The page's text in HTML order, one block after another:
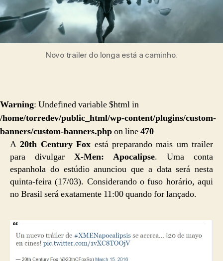
Novo trailer do longa está a caminho.
Warning: Undefined variable $html in
/home/torredev/public_html/wp-content/plugins/custom-
banners/custom-banners.phpon line470
A20th Century Fox está preparando mais um trailer
para divulgar X-Men: Apocalipse. Uma conta
espanhola do estúdio anunciou que a data será nesta
quinta-feira (17/03). Considerando o fuso horário, aqui
no Brasil será exatamente 11:00 quando for lançado.